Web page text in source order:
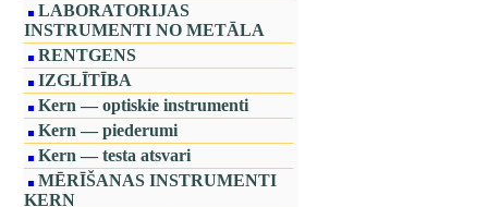
LABORATORIJAS
INSTRUMENTI NO METĀLA
RENTGENS
IZGLĪTĪBA
Kern — optiskie instrumenti
Kern — piederumi
Kern — testa atsvari
MĒRĪŠANAS INSTRUMENTI
KERN